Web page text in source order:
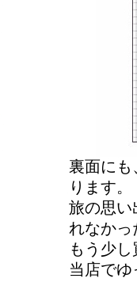
裏面に
ります。
旅の思い
れなかっ
もう少
当店で